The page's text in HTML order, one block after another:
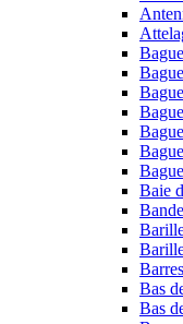
Baie
Bas
Bas